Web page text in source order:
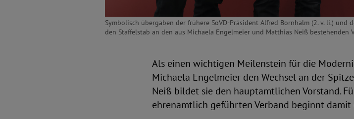
Symbolisch übergaben der frühere SoVD-Präsident Alfred Bornhalm (2. v. li.) und
den Staffelstab an den aus Michaela Engelmeier und Matthias Neiß bestehenden
Als einen wichtigen Meilenstein für die
Michaela Engelmeier den Wechsel an der
Neiß bildet sie den hauptamtlichen Vorstand.
ehrenamtlich geführten Verband beginnt damit